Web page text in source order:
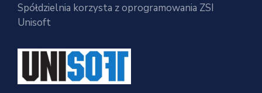
Spółdzielnia korzysta z oprogramowania ZSI
Unisoft